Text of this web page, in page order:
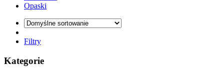
Opaski
Filtry
Kategorie